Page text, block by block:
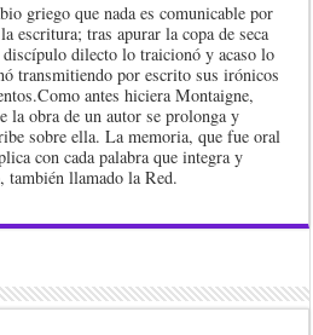
griego que nada es comunicable por
escritura; tras apurar la copa de seca
discípulo dilecto lo traicionó y acaso lo
transmitiendo por escrito sus irónicos
antes hiciera Montaigne,
la obra de un autor se prolonga y
sobre ella. La memoria, que fue oral
con cada palabra que integra y
llamado la Red.